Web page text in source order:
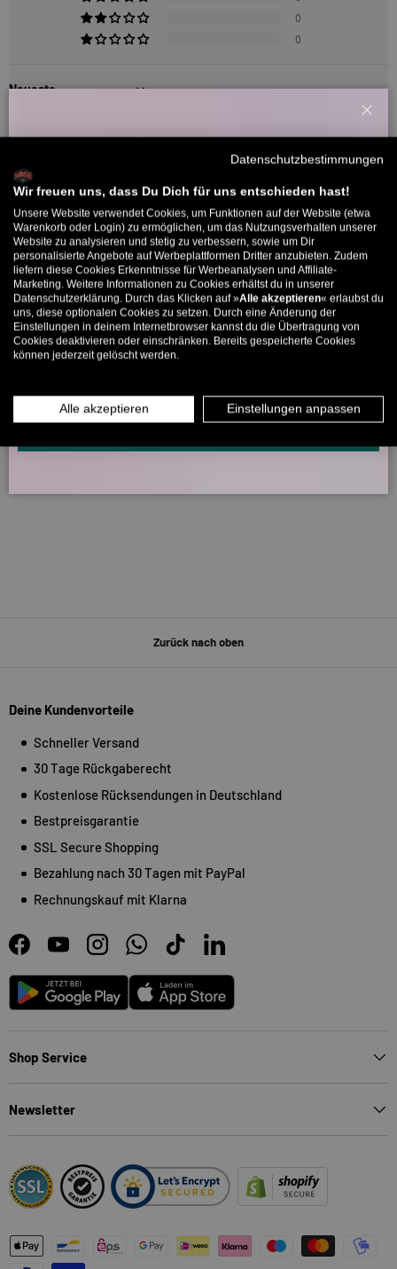
0
0
13/07/2026
Gute Qualität vom Shirt, als auch vom Druck. Grafik ist natürlich
Geschmacksache. Als Designer finde ich es halt ziemlich gut 👍🏻
5330 Bewertungen
5330 266
Willkommensbonus
Willkommens-Rabattcode direkt per Mail zugeschickt.
Bis zu 11% Rabatt auf deine erste Bestellung. Aufgepasst: Du
kannst nur 1x wählen! 🤫
5% ab €80 9% ab €100 11% ab €150 🔥
E-Mail
MÄNNER
INFOS ÜBER WHATSAPP? KEIN PROBLEM!
KLICK HIER UND SCHICKE UNS DIE VORGESCHRIEBENE NACHRICHT,
Zurück nach oben
Deine Kundenvorteile
Schneller Versand
30 Tage Rückgaberecht
Kostenlose Rücksendungen in Deutschland
Bestpreisgarantie
SSL Secure Shopping
Bezahlung nach 30 Tagen mit PayPal
Rechnungskauf mit Klarna
FacebookYouTubeInstagramWhatsAppTikTokLinkedIn
Android App Store
Shop Service
Newsletter
Zahlungsmethoden
Datenschutzbestimmungen
Wir freuen uns, dass Du Dich für uns entschieden hast!
Unsere Website verwendet Cookies, um Funktionen auf der Website (etwa
Warenkorb oder Login) zu ermöglichen, um das Nutzungsverhalten unserer
Website zu analysieren und stetig zu verbessern, sowie um Dir
personalisierte Angebote auf Werbeplattformen Dritter anzubieten. Zudem
liefern diese Cookies Erkenntnisse für Werbeanalysen und Affiliate-
Marketing. Weitere Informationen zu Cookies erhältst du in unserer
Datenschutzerklärung. Durch das Klicken auf »Alle akzeptieren« erlaubst du
uns, diese optionalen Cookies zu setzen. Durch eine Änderung der
Einstellungen in deinem Internetbrowser kannst du die Übertragung von
Cookies deaktivieren oder einschränken. Bereits gespeicherte Cookies
können jederzeit gelöscht werden.
Alle akzeptieren Einstellungen anpassen